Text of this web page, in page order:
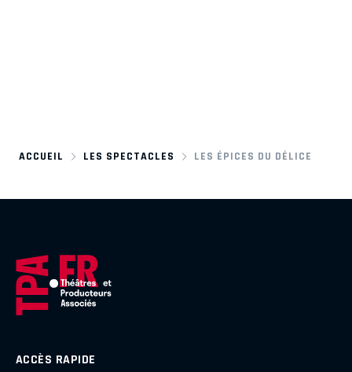
ACCUEIL LES SPECTACLES LES ÉPICES DU DÉLICE
ACCÈS RAPIDE